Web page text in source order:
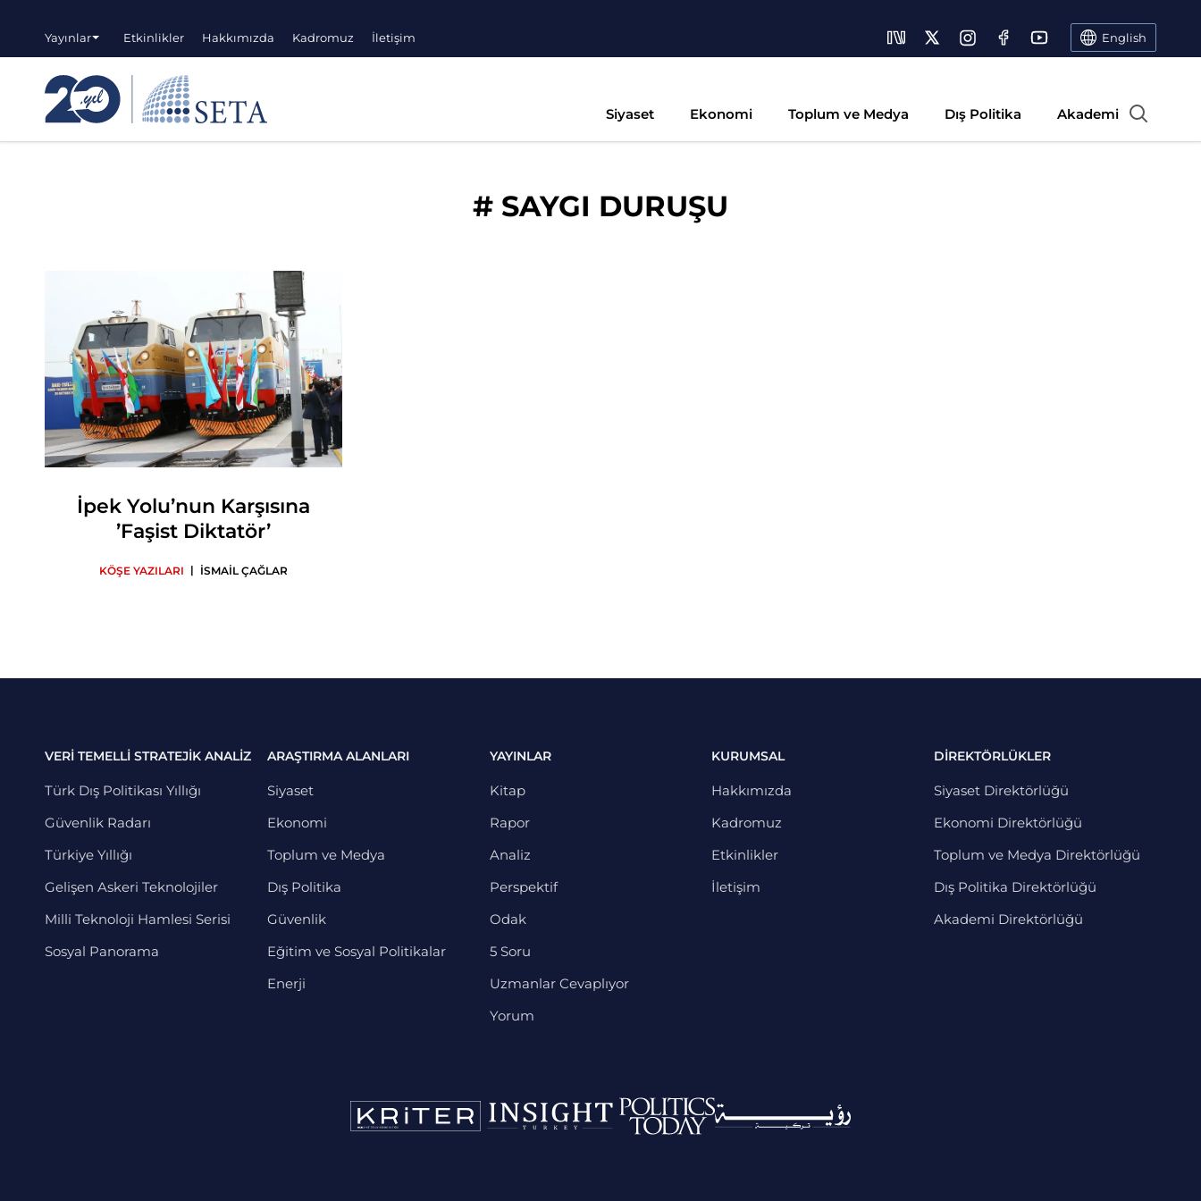
Yayınlar Etkinlikler Hakkımızda Kadromuz İletişim English
Siyaset Ekonomi Toplum ve Medya Dış Politika Akademi
# SAYGI DURUŞU
İpek Yolu’nun Karşısına
’Faşist Diktatör’
KÖŞE YAZILARI | İSMAİL ÇAĞLAR
VERİ TEMELLİ STRATEJİK ANALİZ
Türk Dış Politikası Yıllığı
Güvenlik Radarı
Türkiye Yıllığı
Gelişen Askeri Teknolojiler
Milli Teknoloji Hamlesi Serisi
Sosyal Panorama
ARAŞTIRMA ALANLARI
Siyaset
Ekonomi
Toplum ve Medya
Dış Politika
Güvenlik
Eğitim ve Sosyal Politikalar
Enerji
YAYINLAR
Kitap
Rapor
Analiz
Perspektif
Odak
5 Soru
Uzmanlar Cevaplıyor
Yorum
KURUMSAL
Hakkımızda
Kadromuz
Etkinlikler
İletişim
DİREKTÖRLÜKLER
Siyaset Direktörlüğü
Ekonomi Direktörlüğü
Toplum ve Medya Direktörlüğü
Dış Politika Direktörlüğü
Akademi Direktörlüğü